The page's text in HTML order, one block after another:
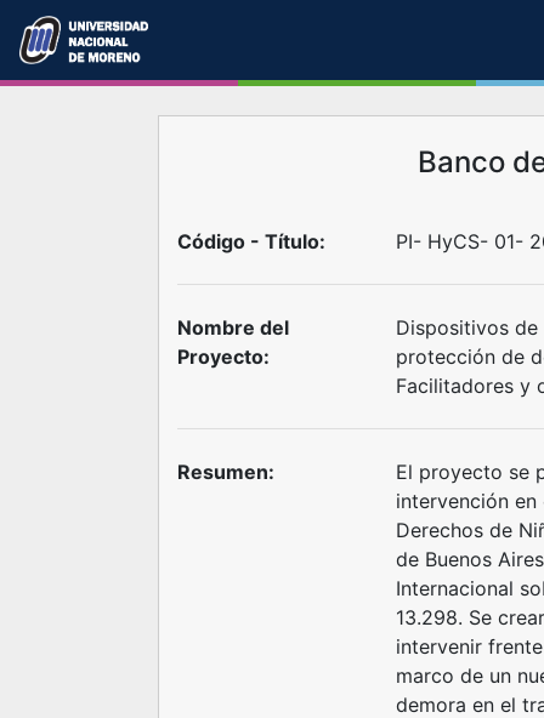
Banco
Código - Título: PI- HyCS- 01-
Nombre del
Proyecto:
Dispositivos
protección de
Facilitadores y
Resumen:
El proyecto se
intervención
Derechos de
de Buenos
Internacional
13.298. Se
intervenir
marco de un
demora en el